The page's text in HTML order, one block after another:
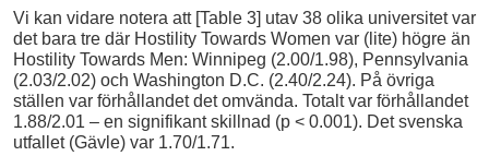
Vi kan vidare notera att [Table 3] utav 38 olika universitet var
det bara tre där Hostility Towards Women var (lite) högre än
Hostility Towards Men: Winnipeg (2.00/1.98), Pennsylvania
(2.03/2.02) och Washington D.C. (2.40/2.24). På övriga
ställen var förhållandet det omvända. Totalt var förhållandet
1.88/2.01 – en signifikant skillnad (p < 0.001). Det svenska
utfallet (Gävle) var 1.70/1.71.